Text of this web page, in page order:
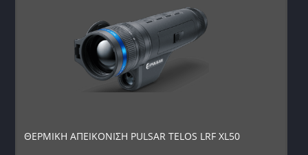
ΘΕΡΜΙΚΗ ΑΠΕΙΚΟΝΙΣΗ PULSAR TELOS LRF XL50